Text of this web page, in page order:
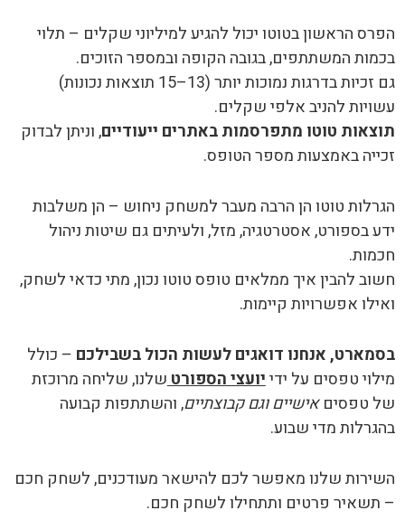
הפרס הראשון בטוטו יכול להגיע למיליוני שקלים – תלוי
בכמות המשתתפים, בגובה הקופה ובמספר הזוכים.
גם זכיות בדרגות נמוכות יותר (13–15 תוצאות נכונות)
עשויות להניב אלפי שקלים.
תוצאות טוטו מתפרסמות באתרים ייעודיים, וניתן לבדוק
זכייה באמצעות מספר הטופס.
הגרלות טוטו הן הרבה מעבר למשחק ניחוש – הן משלבות
ידע בספורט, אסטרטגיה, מזל, ולעיתים גם שיטות ניהול
חכמות.
חשוב להבין איך ממלאים טופס טוטו נכון, מתי כדאי לשחק,
ואילו אפשרויות קיימות.
בסמארט, אנחנו דואגים לעשות הכול בשבילכם – כולל
מילוי טפסים על ידייועצי הספורטשלנו, שליחה מרוכזת
של טפסיםאישיים וגם קבוצתיים, והשתתפות קבועה
בהגרלות מדי שבוע.
השירות שלנו מאפשר לכם להישאר מעודכנים, לשחק חכם
– תשאיר פרטים ותתחילו לשחק חכם.